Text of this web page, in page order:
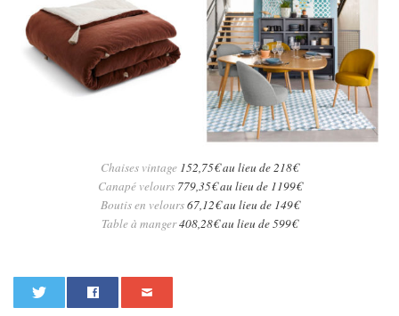
Chaises vintage 152,75€ au lieu de 218€
Canapé velours779,35€ au lieu de 1199€
Boutis en velours67,12€ au lieu de 149€
Table à manger408,28€ au lieu de 599€